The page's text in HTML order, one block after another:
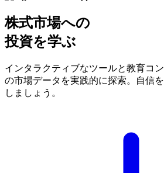
株式市場への
投資を学ぶ
インタラクティブなツールと教育コ
の市場データを実践的に探索。自信
しましょう。